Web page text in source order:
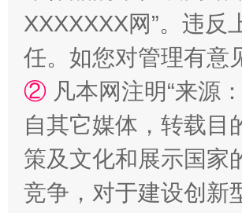
XXXXXXX网”。违
任。如您对管理有意
② 凡本网注明“来源
自其它媒体，转载目
策及文化和展示国家
竞争，对于建设创新